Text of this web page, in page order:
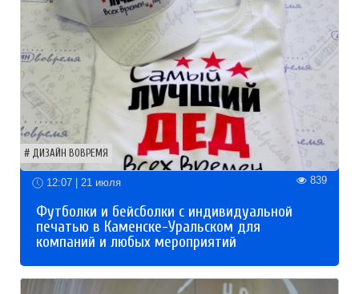
ДИЗАЙН ВОВРЕМЯ
12:07 | 21 июля 839
Футболки и бейсболки с индивидуальной
печатью в Каменске-Уральском для
компаний и любых мероприятий